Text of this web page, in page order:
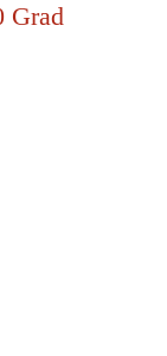
Grad